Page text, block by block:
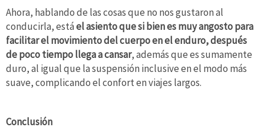
Ahora, hablando de las cosas que no nos gustaron al
conducirla, estáel asiento que si bien es muy angosto para
facilitar el movimiento del cuerpo en el enduro, después
de poco tiempo llega a cansar, además que es sumamente
duro, al igual que la suspensión inclusive en el modo más
suave, complicando el confort en viajes largos.
Conclusión